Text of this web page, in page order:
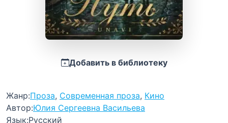
Добавить в библиотеку
Жанр:Проза, Современная проза, Кино
Автор:Юлия Сергеевна Васильева
Язык:Русский